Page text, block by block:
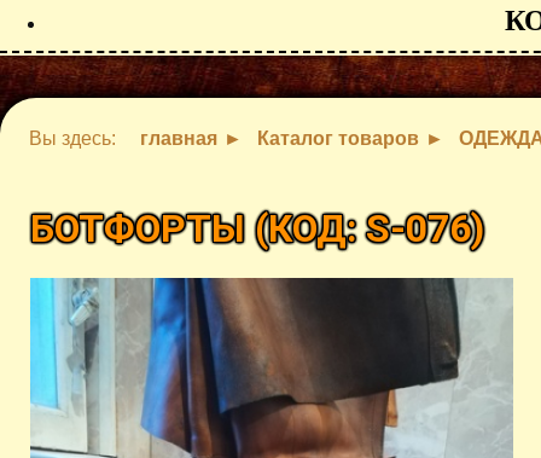
Вы здесь: главная Каталог товаров
БОТФОРТЫ(КОД:S-076)